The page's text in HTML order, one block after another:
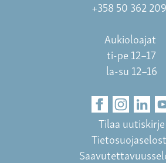
+358 50 362
Aukioloajat
ti-pe 12–17
la-su 12–16
Tilaa uutiskirje